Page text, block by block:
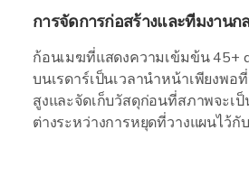
การจัดการก่อสร้างและทีมงานก
ก้อนเมฆที่แสดงความเข้มข้น 45+
บนเรดาร์เป็นเวลานำหน้าเพียงพอ
สูงและจัดเก็บวัสดุก่อนที่สภาพจะเ
ต่างระหว่างการหยุดที่วางแผนไว้